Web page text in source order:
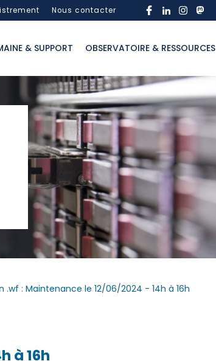
Nous contacter
& SUPPORT OBSERVATOIRE & RESSOURCES
.wf : Maintenance le 12/06/2024 - 14h à 16h
à 16h